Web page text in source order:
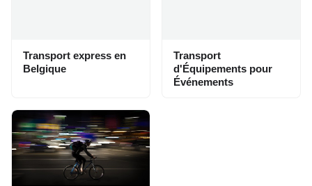
Transport express en
Belgique
Transport
d'Équipements pour
Événements